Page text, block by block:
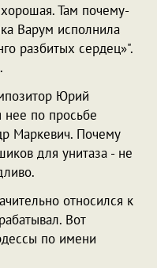
Там почему-
Варум исполнила
разбитых сердец»".
Юрий
нее по просьбе
Маркевич. Почему
для унитаза - не
относился к
Вот
по имени